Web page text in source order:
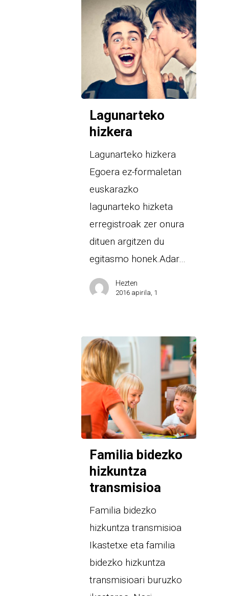
Lagunarteko
hizkera
Lagunarteko hizkera
Egoera ez-formaletan
euskarazko
lagunarteko hizketa
erregistroak zer onura
dituen argitzen du
egitasmo honek.Adar…
Hezten
2016 apirila, 1
Familia bidezko
hizkuntza
transmisioa
Familia bidezko
hizkuntza transmisioa
Ikastetxe eta familia
bidezko hizkuntza
transmisioari buruzko